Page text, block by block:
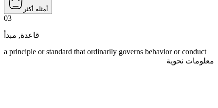
أمثلة أكثر
03
قاعدة, مبدأ
a principle or standard that ordinarily governs behavior or conduct
معلومات نحوية